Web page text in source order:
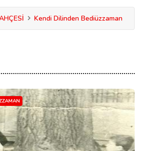
Kendi Dilinden Bediüzzaman